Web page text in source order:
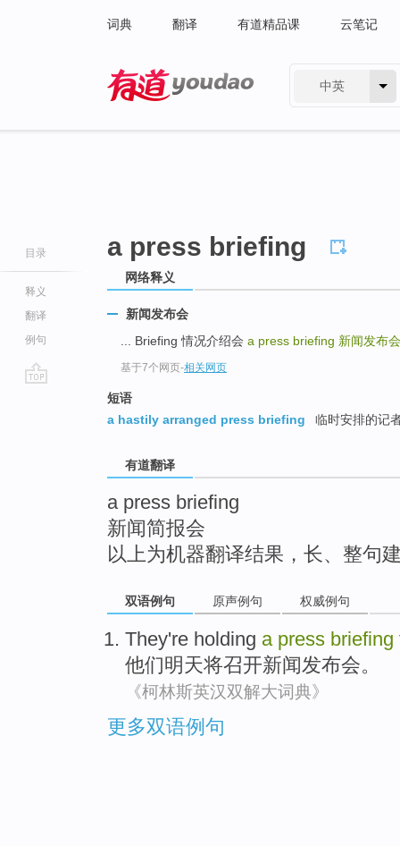
词典 翻译 有道精品课 云笔记
中英
目录
释义
翻译
例句
a press briefing
网络释义
新闻发布会
... Briefing 情况介绍会 a press briefing 新闻发布会
基于7个网页-相关网页
短语
a hastily arranged press briefing
临时安排的记
有道翻译
a press briefing
新闻简报会
以上为机器翻译结果，长、整句
双语例句 原声例句 权威例句
They're holding a press briefing
他们明天将召开新闻发布会。
《柯林斯英汉双解大词典》
更多双语例句